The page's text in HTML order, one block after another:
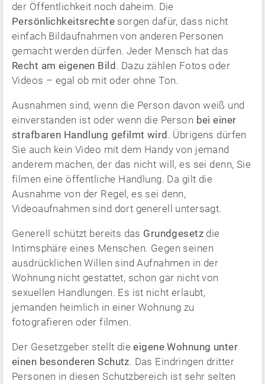
der Öffentlichkeit noch daheim. Die
Persönlichkeitsrechte sorgen dafür, dass nicht
einfach Bildaufnahmen von anderen Personen
gemacht werden dürfen. Jeder Mensch hat das
Recht am eigenen Bild . Dazu zählen Fotos oder
Videos – egal ob mit oder ohne Ton.
Ausnahmen sind, wenn die Person davon weiß und
einverstanden ist oder wenn die Person bei einer
strafbaren Handlung gefilmt wird . Übrigens dürfen
Sie auch kein Video mit dem Handy von jemand
anderem machen, der das nicht will, es sei denn, Sie
filmen eine öffentliche Handlung. Da gilt die
Ausnahme von der Regel, es sei denn,
Videoaufnahmen sind dort generell untersagt.
Generell schützt bereits das Grundgesetz die
Intimsphäre eines Menschen. Gegen seinen
ausdrücklichen Willen sind Aufnahmen in der
Wohnung nicht gestattet, schon gar nicht von
sexuellen Handlungen. Es ist nicht erlaubt,
jemanden heimlich in einer Wohnung zu
fotografieren oder filmen.
Der Gesetzgeber stellt dieeigene Wohnung unter
einen besonderen Schutz. Das Eindringen dritter
Personen in diesen Schutzbereich ist sehr selten